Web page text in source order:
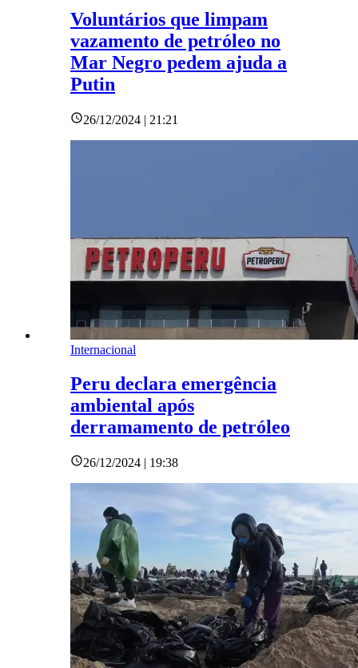
Voluntários que limpam
vazamento de petróleo no
Mar Negro pedem ajuda a
Putin
26/12/2024 | 21:21
Internacional
Peru declara emergência
ambiental após
derramamento de petróleo
26/12/2024 | 19:38